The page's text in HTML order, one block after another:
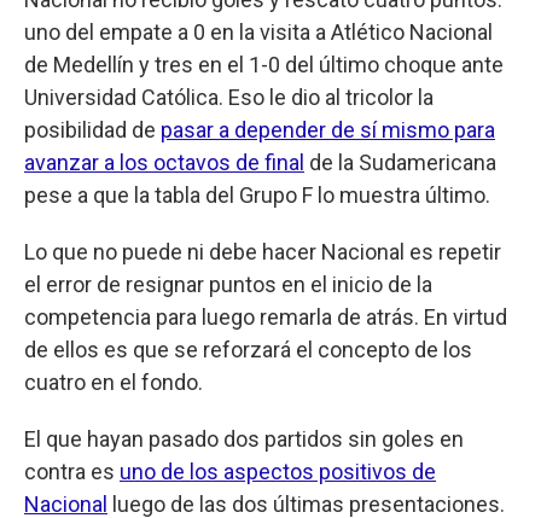
uno del empate a 0 en la visita a Atlético Nacional
de Medellín y tres en el 1-0 del último choque ante
Universidad Católica. Eso le dio al tricolor la
posibilidad de pasar a depender de sí mismo para
avanzar a los octavos de final de la Sudamericana
pese a que la tabla del Grupo F lo muestra último.
Lo que no puede ni debe hacer Nacional es repetir
el error de resignar puntos en el inicio de la
competencia para luego remarla de atrás. En virtud
de ellos es que se reforzará el concepto de los
cuatro en el fondo.
El que hayan pasado dos partidos sin goles en
contra es uno de los aspectos positivos de
Nacional
luego de las dos últimas presentaciones.